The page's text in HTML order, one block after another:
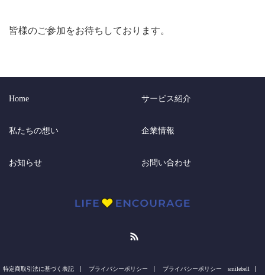
皆様のご参加をお待ちしております。
Home サービス紹介
私たちの想い 企業情報
お知らせ お問い合わせ
特定商取引法に基づく表記 プライバシーポリシー プライバシーポリシー smilebell